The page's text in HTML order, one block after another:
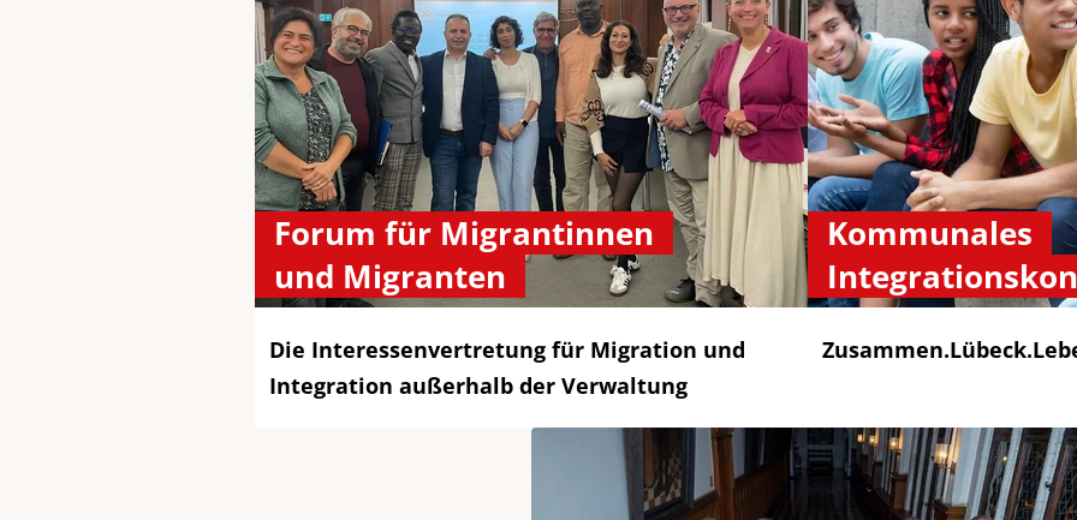
Forum für Migrantinnen
und Migranten
Die Interessenvertretung für Migration und
Integration außerhalb der Verwaltung
Kommunales